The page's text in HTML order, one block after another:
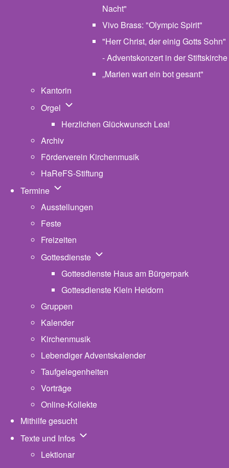
Nacht"
Vivo Brass: "Olympic Spirit"
"Herr Christ, der einig Gotts Sohn"
- Adventskonzert in der Stiftskirche
„Marien wart ein bot gesant"
Kantorin
Orgel Unternavigation von Orgel
Herzlichen Glückwunsch Lea!
Archiv
Förderverein Kirchenmusik
HaReFS-Stiftung
Termine Unternavigation von Termine
Ausstellungen
Feste
Freizeiten
Gottesdienste Unternavigation von Gottesdienste
Gottesdienste Haus am Bürgerpark
Gottesdienste Klein Heidorn
Gruppen
Kalender
Kirchenmusik
Lebendiger Adventskalender
Taufgelegenheiten
Vorträge
Online-Kollekte
Mithilfe gesucht
Texte und Infos Unternavigation von Texte und Infos
Lektionar